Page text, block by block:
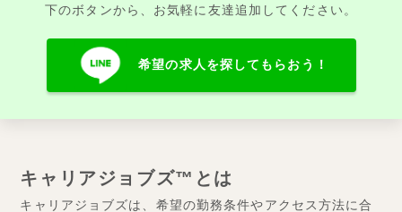
下のボタンから、お気軽に友達追加してください。
希望の求人を探してもらおう！
キャリアジョブズ™とは
キャリアジョブズは、希望の勤務条件やアクセス方法に合